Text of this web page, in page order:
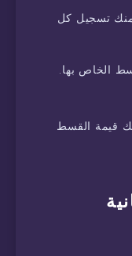
منك تسجيل كل
الخاص بها.
قيمة القسط